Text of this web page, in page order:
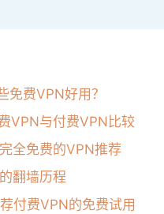
免费VPN好用？
VPN与付费VPN比较
全免费的VPN推荐
翻墙历程
付费VPN的免费试用